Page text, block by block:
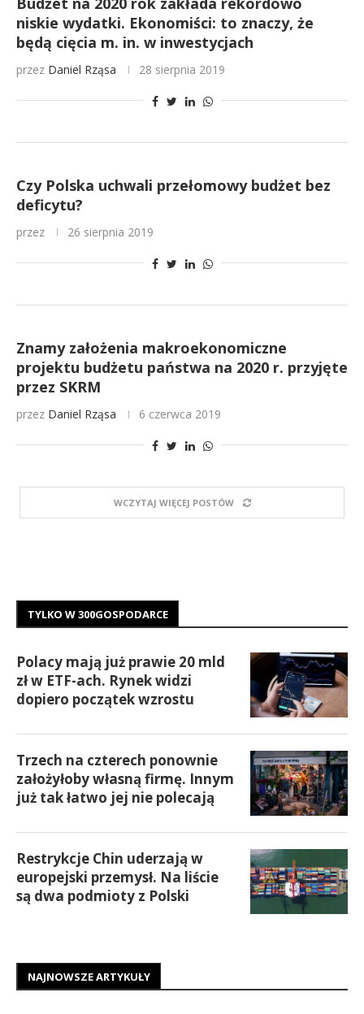
niskie wydatki. Ekonomiści: to znaczy, że
będą cięcia m. in. w inwestycjach
przez Daniel Rząsa 28 sierpnia 2019
Czy Polska uchwali przełomowy budżet bez
deficytu?
przez 26 sierpnia 2019
Znamy założenia makroekonomiczne
projektu budżetu państwa na 2020 r. przyjęte
przez SKRM
przez Daniel Rząsa 6 czerwca 2019
WCZYTAJ WIĘCEJ POSTÓW
TYLKO W 300GOSPODARCE
Polacy mają już prawie 20 mld
zł w ETF-ach. Rynek widzi
dopiero początek wzrostu
Trzech na czterech ponownie
założyłoby własną firmę. Innym
już tak łatwo jej nie polecają
Restrykcje Chin uderzają w
europejski przemysł. Na liście
są dwa podmioty z Polski
NAJNOWSZE ARTYKUŁY